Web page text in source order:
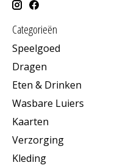
Categorieën
Speelgoed
Dragen
Eten & Drinken
Wasbare Luiers
Kaarten
Verzorging
Kleding